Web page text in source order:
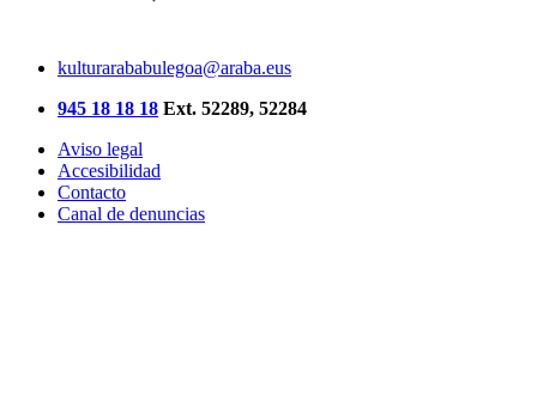
kulturarababulegoa@araba.eus
945 18 18 18 Ext. 52289, 52284
Aviso legal
Accesibilidad
Contacto
Canal de denuncias